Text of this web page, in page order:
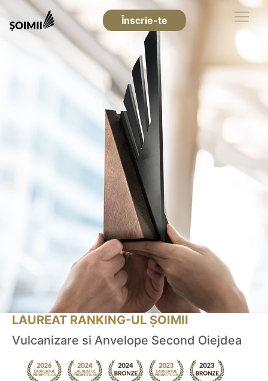
Înscrie-te
LAUREAT RANKING-UL ȘOIMII
Vulcanizare si Anvelope Second Oiejdea